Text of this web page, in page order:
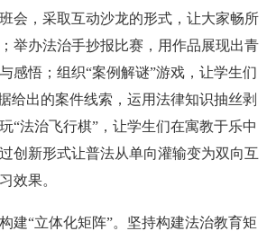
会，采取互动沙龙的形式，让大家畅所
举办法治手抄报比赛，用作品展现出青
感悟；组织“案例解谜”游戏，让学生们
给出的案件线索，运用法律知识抽丝剥
“法治飞行棋”，让学生们在寓教于乐中
创新形式让普法从单向灌输变为双向互
效果。
“立体化矩阵”。坚持构建法治教育矩